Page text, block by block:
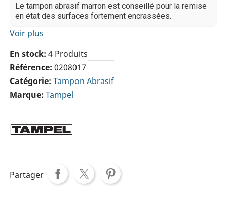
Le tampon abrasif marron est conseillé pour la remise
en état des surfaces fortement encrassées.
Voir plus
En stock 4 Produits
Référence 0208017
Catégorie Tampon Abrasif
Marque Tampel
Partager